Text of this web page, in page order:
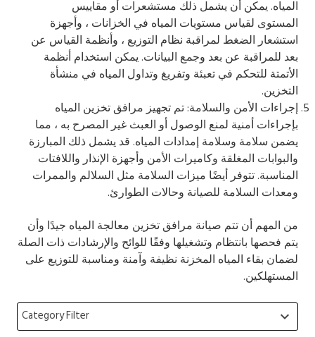
المياه. يمكن أن يشمل ذلك مستشعرات أو مقاييس
المستوى لقياس مستويات المياه في الخزانات ، وأجهزة
استشعار الضغط لمراقبة نظام التوزيع ، وأنظمة القياس عن
بعد للمراقبة عن بعد وجمع البيانات. يمكن استخدام أنظمة
الأتمتة للتحكم في تعبئة وتفريغ وتداول المياه في منشأة
التخزين.
إجراءات الأمن والسلامة: تم تجهيز مرافق تخزين المياه
بإجراءات أمنية لمنع الوصول أو العبث غير المصرح به ، مما
يضمن سلامة وسلامة إمدادات المياه. قد يشمل ذلك المبارزة
والبوابات المغلقة وكاميرات الأمن وأجهزة الإنذار واللافتات
المناسبة. تتوفر أيضًا ميزات السلامة مثل السلالم والممرات
ومعدات السلامة للصيانة وحالات الطوارئ.
من المهم أن تتم صيانة مرافق تخزين معالجة المياه جيدًا وأن
يتم فحصها بانتظام وتشغيلها وفقًا للوائح والإرشادات ذات الصلة
لضمان بقاء المياه المخزنة نظيفة وآمنة ومناسبة للتوزيع على
المستهلكين.
Category Filter keyboard_arrow_down